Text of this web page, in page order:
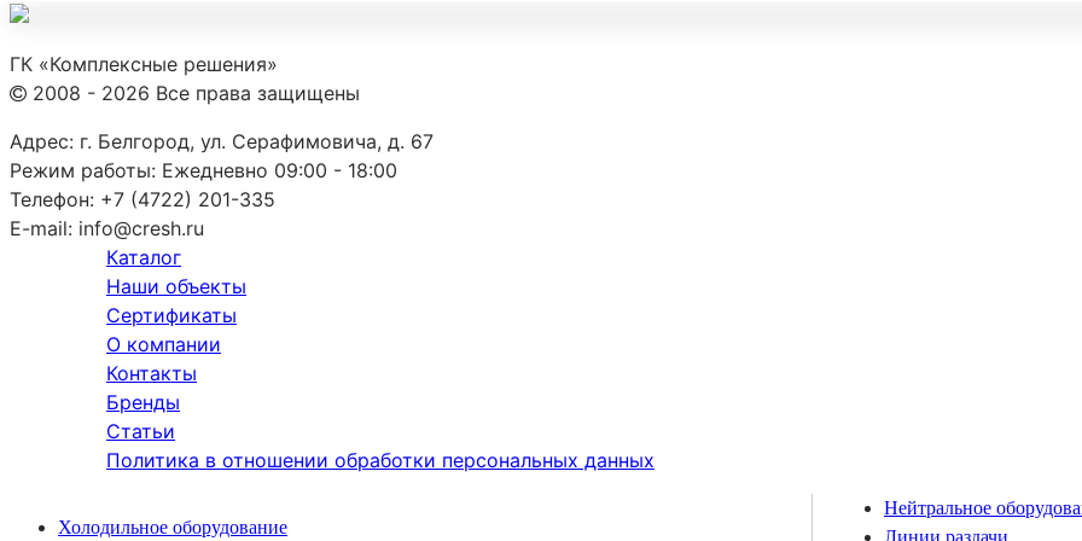
ГК «Комплексные решения»
2008 - 2026 Все права защищены
Адрес: г. Белгород, ул. Серафимовича, д. 67
Режим работы: Ежедневно 09:00 - 18:00
Телефон: +7 (4722) 201-335
E-mail: info@cresh.ru
Каталог
Наши объекты
Сертификаты
О компании
Контакты
Бренды
Статьи
Политика в отношении обработки персональных данных
Холодильное оборудование
Нейтральное
Линии раздачи